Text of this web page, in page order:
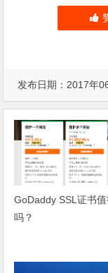
发布日期：2017年
GoDaddy SSL证书
吗？